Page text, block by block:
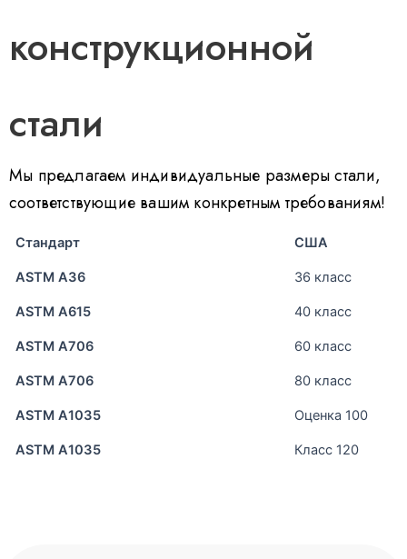
конструкционной
стали
Мы предлагаем индивидуальные размеры стали,
соответствующие вашим конкретным требованиям!
Стандарт США
ASTM А36 36 класс
ASTM А615 40 класс
ASTM A706 60 класс
ASTM A706 80 класс
ASTM A1035 Оценка 100
ASTM A1035 Класс 120